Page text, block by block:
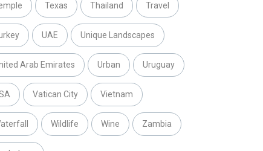
Texas Thailand Travel
UAE Unique Landscapes
Arab Emirates Urban Uruguay
Vatican City Vietnam
Wildlife Wine Zambia